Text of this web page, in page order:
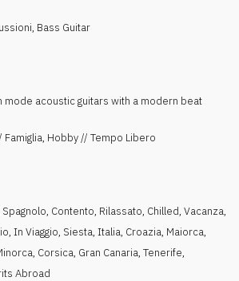
, Bass Guitar
mode acoustic guitars with a modern beat
Famiglia, Hobby // Tempo Libero
Spagnolo, Contento, Rilassato, Chilled, Vacanza,
, In Viaggio, Siesta, Italia, Croazia, Maiorca,
, Corsica, Gran Canaria, Tenerife,
Abroad